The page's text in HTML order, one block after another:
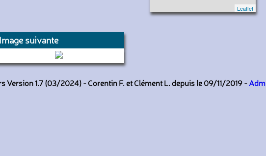
Leaflet
suivante
F-ORLY (Air Caraïbes)
Version 1.7 (03/2024) - Corentin F. et Clément L. depuis le 09/11/2019 -Adm